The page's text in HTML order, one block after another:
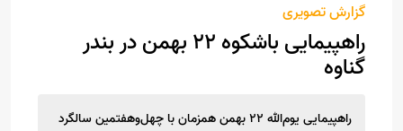
گزارش تصویری
راهپیمایی باشکوه ۲۲ بهمن در بندر
گناوه
راهپیمایی یوم‌الله ۲۲ بهمن همزمان با چهل‌وهفتمین سالگرد